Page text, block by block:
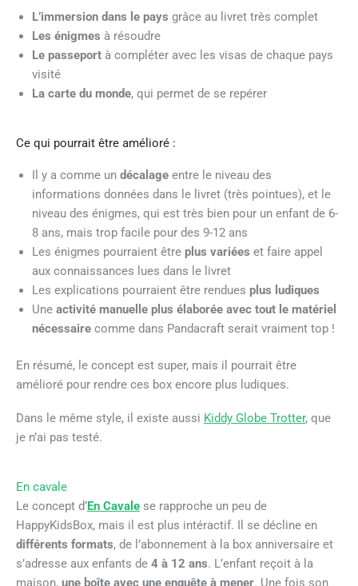
L’immersion dans le pays grâce au livret très complet
Les énigmes à résoudre
Le passeport à compléter avec les visas de chaque pays
visité
La carte du monde, qui permet de se repérer
Ce qui pourrait être amélioré :
Il y a comme un décalage entre le niveau des
informations données dans le livret (très pointues), et le
niveau des énigmes, qui est très bien pour un enfant de 6-
8 ans, mais trop facile pour des 9-12 ans
Les énigmes pourraient être plus variées et faire appel
aux connaissances lues dans le livret
Les explications pourraient être rendues plus ludiques
Une activité manuelle plus élaborée avec tout le matériel
nécessaire comme dans Pandacraft serait vraiment top !
En résumé, le concept est super, mais il pourrait être
amélioré pour rendre ces box encore plus ludiques.
Dans le même style, il existe aussi Kiddy Globe Trotter, que
je n’ai pas testé.
En cavale
Le concept d’En Cavale se rapproche un peu de
HappyKidsBox, mais il est plus intéractif. Il se décline en
différents formats, de l’abonnement à la box anniversaire et
s’adresse aux enfants de 4 à 12 ans. L’enfant reçoit à la
maison, une boîte avec une enquête à mener. Une fois son